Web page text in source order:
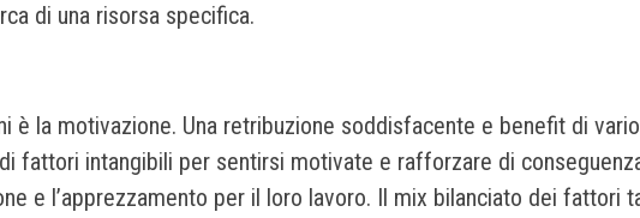
di una risorsa specifica.
è la motivazione. Una retribuzione soddisfacente e benefit di
fattori intangibili per sentirsi motivate e rafforzare di
e l’apprezzamento per il loro lavoro. Il mix bilanciato dei fattori